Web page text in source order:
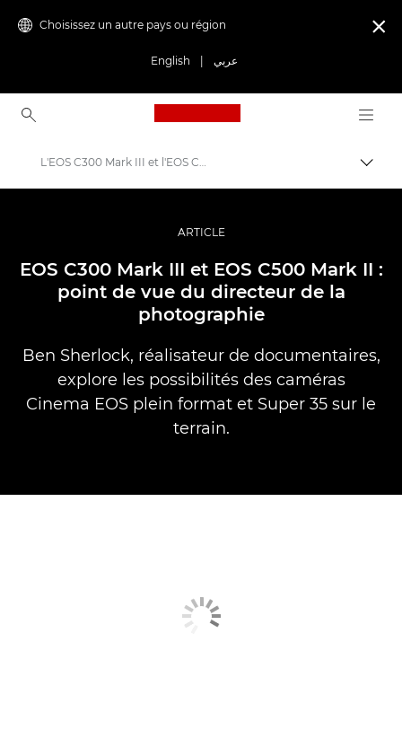
Choisissez un autre pays ou région
English عربي

Canon Logo, back to
Vidéo et photographie professionnelles
Histoires
L'EOS C300 Mark III et l'EOS C500 Mark II
ARTICLE
EOS C300 Mark III et EOS C500 Mark II :
point de vue du directeur de la
photographie
Ben Sherlock, réalisateur de documentaires,
explore les possibilités des caméras
Cinema EOS plein format et Super 35 sur le
terrain.